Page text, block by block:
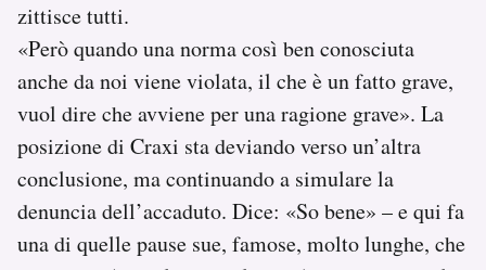
zittisce tutti.
«Però quando una norma così ben conosciuta
anche da noi viene violata, il che è un fatto grave,
vuol dire che avviene per una ragione grave». La
posizione di Craxi sta deviando verso un’altra
conclusione, ma continuando a simulare la
denuncia dell’accaduto. Dice: «So bene» – e qui fa
una di quelle pause sue, famose, molto lunghe, che